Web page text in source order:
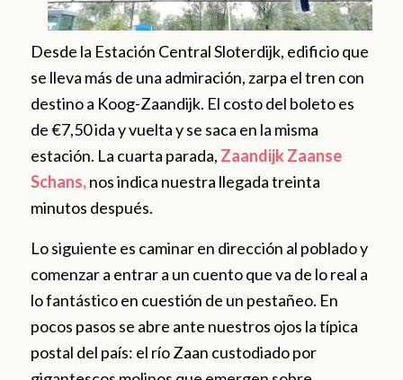
Desde la Estación Central Sloterdijk, edificio que
se lleva más de una admiración, zarpa el tren con
destino a Koog-Zaandijk. El costo del boleto es
de €7,50 ida y vuelta y se saca en la misma
estación. La cuarta parada, Zaandijk Zaanse
Schans,nos indica nuestra llegada treinta
minutos después.
Lo siguiente es caminar en dirección al poblado y
comenzar a entrar a un cuento que va de lo real a
lo fantástico en cuestión de un pestañeo. En
pocos pasos se abre ante nuestros ojos la típica
postal del país: el río Zaan custodiado por